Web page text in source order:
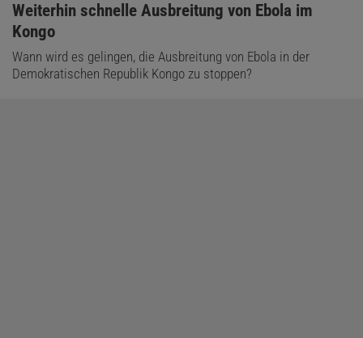
:
Weiterhin schnelle Ausbreitung von Ebola im
Kongo
Wann wird es gelingen, die Ausbreitung von Ebola in der
Demokratischen Republik Kongo zu stoppen?